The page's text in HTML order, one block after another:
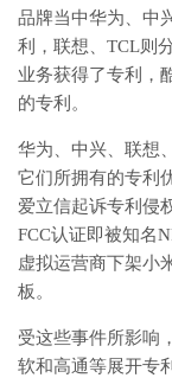
品牌当中华为、中
利，联想、TCL则
业务获得了专利，
的专利。
华为、中兴、联想
它们所拥有的专利
爱立信起诉专利侵
FCC认证即被知名
虚拟运营商下架小
板。
受这些事件所影响
软和高通等展开专